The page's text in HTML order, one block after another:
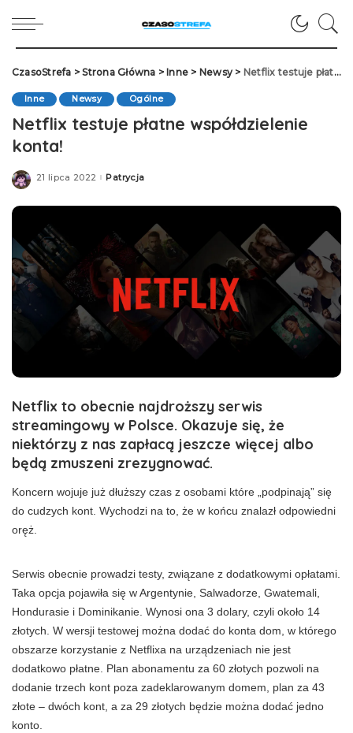
CzasoStrefa >Strona Główna > Inne > Newsy> Netflix testuje płatne współdzielenie konta!
Inne Newsy Ogólne
Netflix testuje płatne współdzielenie
konta!
21 lipca 2022Posted
Patrycja
Netflix to obecnie najdroższy serwis
streamingowy w Polsce. Okazuje się, że
niektórzy z nas zapłacą jeszcze więcej albo
będą zmuszeni zrezygnować.
Koncern wojuje już dłuższy czas z osobami które „podpinają” się
do cudzych kont. Wychodzi na to, że w końcu znalazł odpowiedni
oręż.
Serwis obecnie prowadzi testy, związane z dodatkowymi opłatami.
Taka opcja pojawiła się w Argentynie, Salwadorze, Gwatemali,
Hondurasie i Dominikanie. Wynosi ona 3 dolary, czyli około 14
złotych. W wersji testowej można dodać do konta dom, w którego
obszarze korzystanie z Netflixa na urządzeniach nie jest
dodatkowo płatne. Plan abonamentu za 60 złotych pozwoli na
dodanie trzech kont poza zadeklarowanym domem, plan za 43
złote – dwóch kont, a za 29 złotych będzie można dodać jedno
konto.